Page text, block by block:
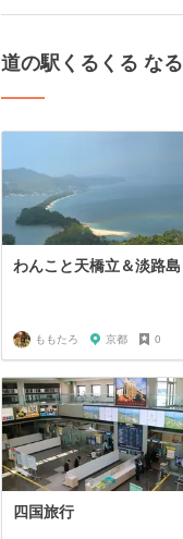
道の駅くるくる な
わんこと天橋立＆淡路島
ももたろ 京都 0
四国旅行